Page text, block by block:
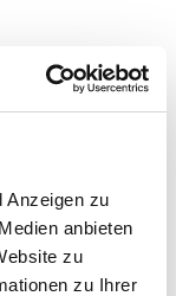
Anzeigen zu
anbieten
zu
zu Ihrer